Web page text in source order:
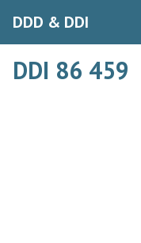
DDD & DDI
DDI 86 459